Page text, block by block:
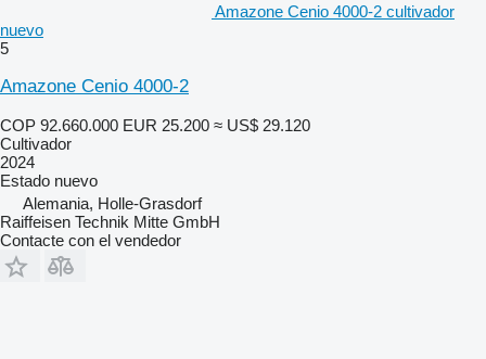
Amazone Cenio 4000-2 cultivador
nuevo
5
Amazone Cenio 4000-2
COP 92.660.000 EUR 25.200 ≈ US$ 29.120
Cultivador
2024
Estado nuevo
Alemania, Holle-Grasdorf
Raiffeisen Technik Mitte GmbH
Contacte con el vendedor